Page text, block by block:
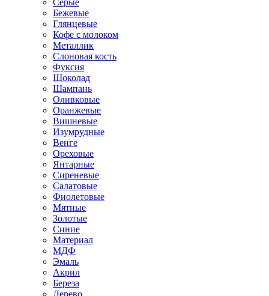
Серые
Бежевые
Глянцевые
Кофе с молоком
Металлик
Слоновая кость
Фуксия
Шоколад
Шампань
Оливковые
Оранжевые
Вишневые
Изумрудные
Венге
Ореховые
Янтарные
Сиреневые
Салатовые
Фиолетовые
Мятные
Золотые
Синие
Материал
МДФ
Эмаль
Акрил
Береза
Дерево